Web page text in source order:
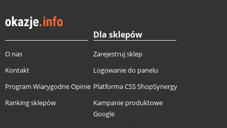
O nas
Kontakt
Program Wiarygodne Opinie
Ranking sklepów
Dla sklepów
Zarejestruj sklep
Logowanie do panelu
Platforma CSS ShopSynergy
Kampanie produktowe
Google